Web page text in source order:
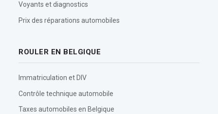
Voyants et diagnostics
Prix des réparations automobiles
ROULER EN BELGIQUE
Immatriculation et DIV
Contrôle technique automobile
Taxes automobiles en Belgique